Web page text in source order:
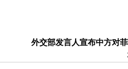
外交部发言人宣布中方对